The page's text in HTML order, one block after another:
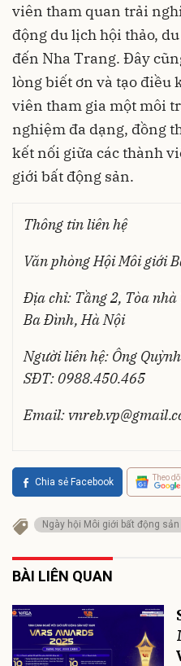
viên tham quan trải
động du lịch hội thảo,
đến Nha Trang. Đây
lòng biết ơn và tạo điều
viên tham gia một môi
nghiệm đa dạng, đồng
kết nối giữa các thành
giới bất động sản.
Thông tin liên hệ
Văn phòng Hội Môi giới
Địa chỉ: Tầng 2, Tòa
Ba Đình, Hà Nội
Người liên hệ: Ông
SĐT: 0988.450.465
Email:
Chia sẻ Facebook Theo
Ngày hội Môi giới bất động sản
BÀI LIÊN QUAN